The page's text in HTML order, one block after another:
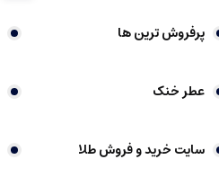
پرفروش ترین ها
عطر خنک
سایت خرید و فروش طلا